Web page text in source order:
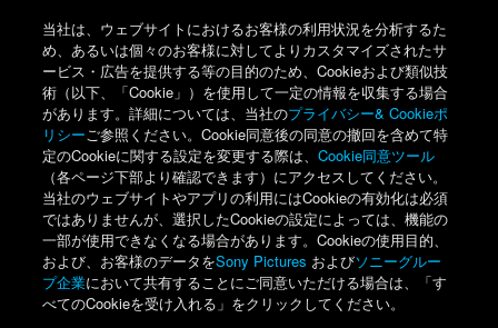
当社は、ウェブサイトにおけるお客様の利用状況を分析するた
め、あるいは個々のお客様に対してよりカスタマイズされたサ
ービス・広告を提供する等の目的のため、Cookieおよび類似技
術（以下、「Cookie」）を使用して一定の情報を収集する場合
があります。詳細については、当社のプライバシー& Cookieポ
リシーご参照ください。Cookie同意後の同意の撤回を含めて特
定のCookieに関する設定を変更する際は、Cookie同意ツール
（各ページ下部より確認できます）にアクセスしてください。
当社のウェブサイトやアプリの利用にはCookieの有効化は必須
ではありませんが、選択したCookieの設定によっては、機能の
一部が使用できなくなる場合があります。Cookieの使用目的、
および、お客様のデータをSony Pictures およびソニーグルー
プ企業において共有することにご同意いただける場合は、「す
べてのCookieを受け入れる」をクリックしてください。